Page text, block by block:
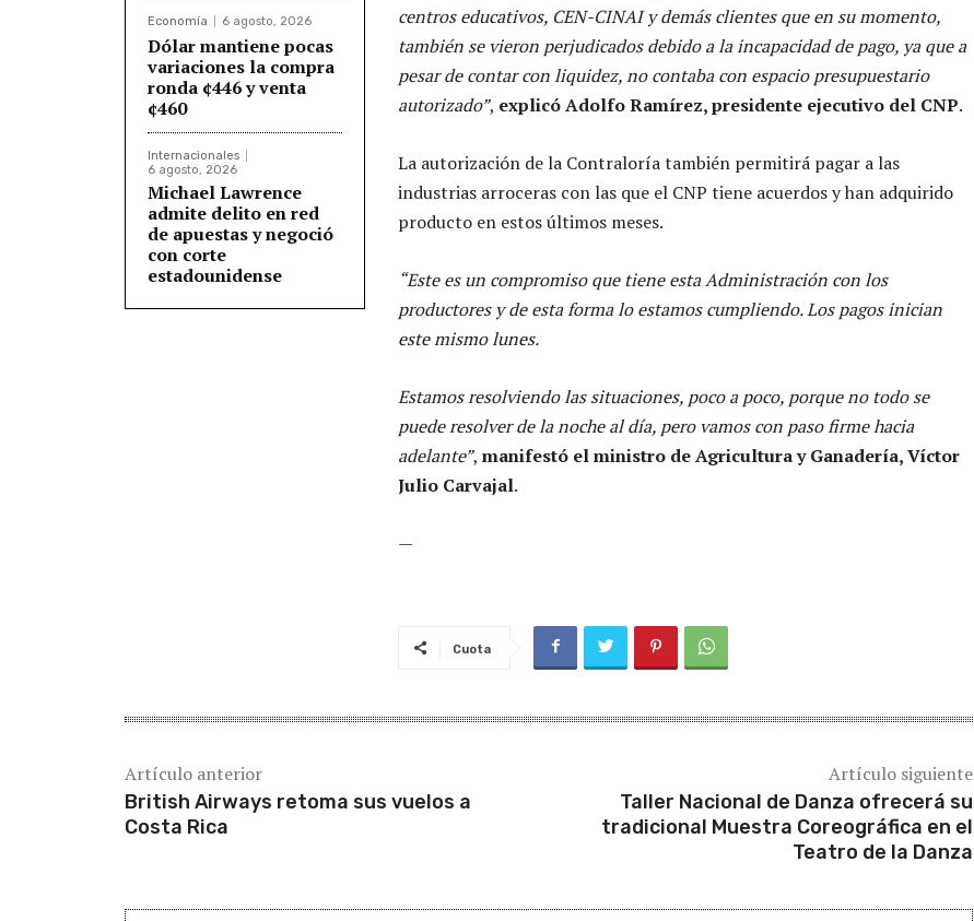
Economía 6 agosto, 2026
Dólar mantiene pocas
variaciones la compra
ronda ¢446 y venta
¢460
Internacionales
6 agosto, 2026
Michael Lawrence
admite delito en red
de apuestas y negoció
con corte
estadounidense
centros educativos, CEN-CINAI y demás clientes que en su momento,
también se vieron perjudicados debido a la incapacidad de pago, ya que a
pesar de contar con liquidez, no contaba con espacio presupuestario
autorizado”, explicó Adolfo Ramírez, presidente ejecutivo del CNP.
La autorización de la Contraloría también permitirá pagar a las
industrias arroceras con las que el CNP tiene acuerdos y han adquirido
producto en estos últimos meses.
“Este es un compromiso que tiene esta Administración con los
productores y de esta forma lo estamos cumpliendo. Los pagos inician
este mismo lunes.
Estamos resolviendo las situaciones, poco a poco, porque no todo se
puede resolver de la noche al día, pero vamos con paso firme hacia
adelante”, manifestó el ministro de Agricultura y Ganadería, Víctor
Julio Carvajal.
—
Cuota
Artículo anterior
British Airways retoma sus vuelos a
Costa Rica
Artículo siguiente
Taller Nacional de Danza ofrecerá su
tradicional Muestra Coreográfica en el
Teatro de la Danza